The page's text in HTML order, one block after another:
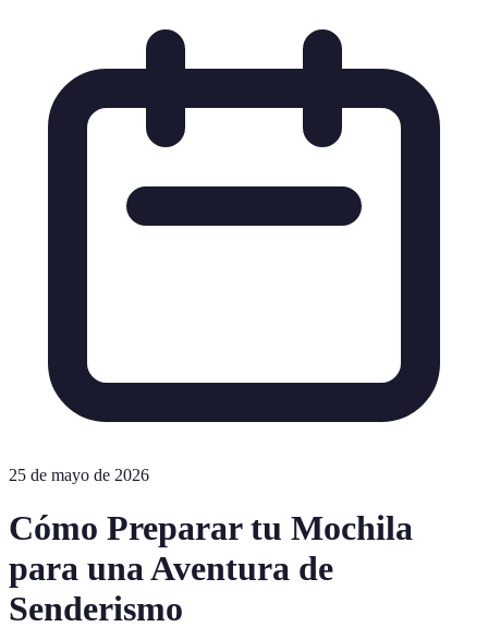
25 de mayo de 2026
Cómo Preparar tu Mochila
para una Aventura de
Senderismo